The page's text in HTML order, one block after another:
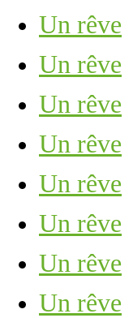
Un rêve
Un rêve
Un rêve
Un rêve
Un rêve
Un rêve
Un rêve
Un rêve